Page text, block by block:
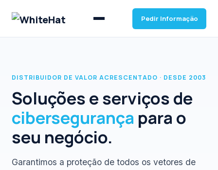
Pedir Informação
DISTRIBUIDOR DE VALOR ACRESCENTADO · DESDE 2003
Soluções e serviços de
cibersegurança para o
seu negócio.
Garantimos a proteção de todos os vetores de